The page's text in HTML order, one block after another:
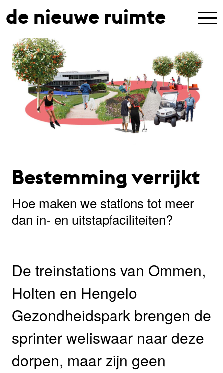
de nieuwe ruimte
Bestemming verrijkt
Hoe maken we stations tot meer
dan in- en uitstapfaciliteiten?
De treinstations van Ommen,
Holten en Hengelo
Gezondheidspark brengen de
sprinter weliswaar naar deze
dorpen, maar zijn geen